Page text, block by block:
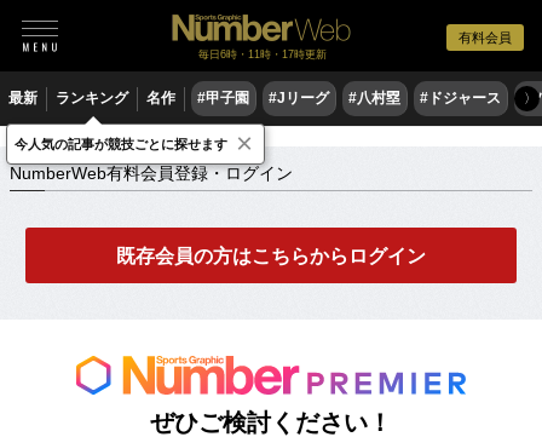
有料会員
毎日6時・11時・17時更新
最新 ランキング 名作 #甲子園 #Jリーグ #八村塁 #ドジャース #
〉
NumberWeb有料会員登録・ログイン
NumberWeb有料会員登録・ログイン
既存会員の方はこちらからログイン
ぜひご検討ください！
今人気の記事が競技ごとに探せます ×